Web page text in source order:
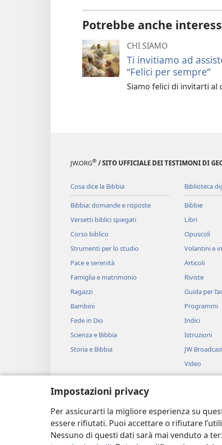
Impostazioni privacy
Per assicurarti la migliore esperienza su
essere rifiutati. Puoi accettare o rifiutare
Nessuno di questi dati sarà mai venduto a
Potrebbe anche
CHI SIAMO
Ti invitiamo ad
“Felici per sempre”
Siamo felici di invitarti al
JW.ORG® / SITO UFFICIALE DEI TESTIMONI DI
Cosa dice la Bibbia
Bibbia: domande e risposte
Versetti biblici spiegati
Corso biblico
Strumenti per lo studio
Pace e serenità
Famiglia e matrimonio
Ragazzi
Bambini
Fede in Dio
Scienza e Bibbia
Storia e Bibbia
Biblioteca
Bibbie
Libri
Opuscoli
Volantini e
Articoli
Riviste
Guida per
Programmi
Indici
Istruzioni
JW
Video
Musica